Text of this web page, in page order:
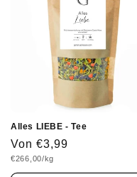
Alles LIEBE - Tee
Normaler
Preis
Von €3,99
Grundpreis
€266,00/kg